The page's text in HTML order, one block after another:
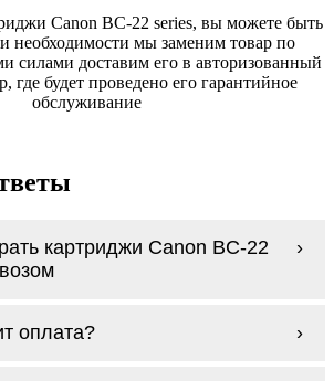
Canon BC-22 series, вы можете быть
необходимости мы заменим товар по
силами доставим его в авторизованный
где будет проведено его гарантийное
обслуживание
картриджи Canon BC-22
и сделаем это бесплатно
оплата?